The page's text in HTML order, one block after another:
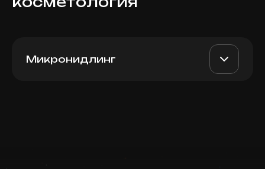
Микронидлинг